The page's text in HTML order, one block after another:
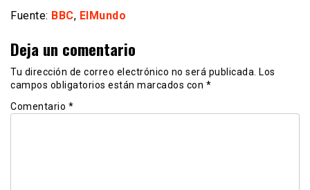
Fuente: BBC, ElMundo
Deja un comentario
Tu dirección de correo electrónico no será publicada. Los
campos obligatorios están marcados con *
Comentario *